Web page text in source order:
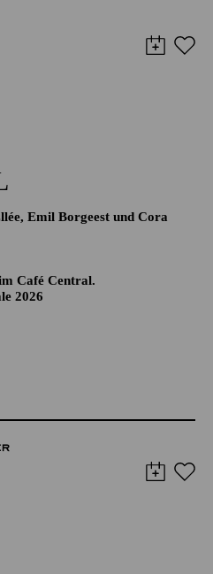
Emil Borgeest und Cora
Café Central.
2026